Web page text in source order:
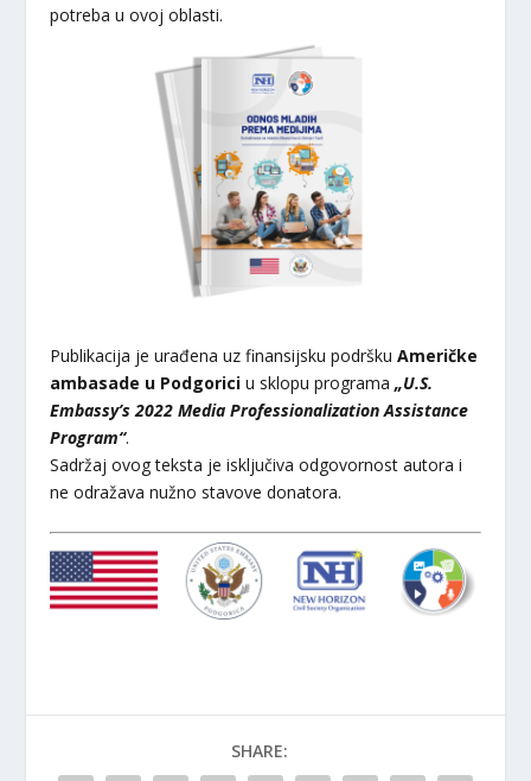
potreba u ovoj oblasti.
Publikacija je urađena uz finansijsku podrškuAmeričke
ambasade u Podgorici u sklopu programa„U.S.
Embassy’s 2022 Media Professionalization Assistance
Program“.
Sadržaj ovog teksta je isključiva odgovornost autora i
ne odražava nužno stavove donatora.
SHARE: